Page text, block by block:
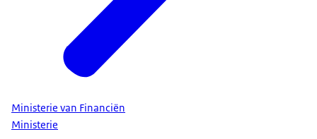
Ministerie van Financiën
Ministerie